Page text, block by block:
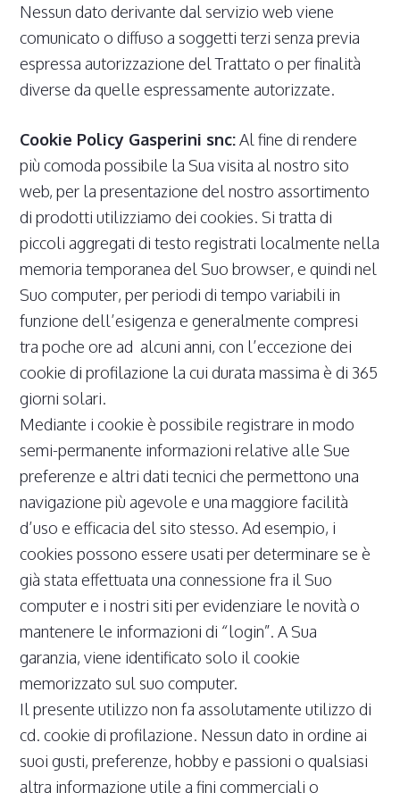
Nessun dato derivante dal servizio web viene
comunicato o diffuso a soggetti terzi senza previa
espressa autorizzazione del Trattato o per finalità
diverse da quelle espressamente autorizzate.
Cookie Policy Gasperini snc:Al fine di rendere
più comoda possibile la Sua visita al nostro sito
web, per la presentazione del nostro assortimento
di prodotti utilizziamo dei cookies. Si tratta di
piccoli aggregati di testo registrati localmente nella
memoria temporanea del Suo browser, e quindi nel
Suo computer, per periodi di tempo variabili in
funzione dell’esigenza e generalmente compresi
tra poche ore ad alcuni anni, con l’eccezione dei
cookie di profilazione la cui durata massima è di 365
giorni solari.
Mediante i cookie è possibile registrare in modo
semi-permanente informazioni relative alle Sue
preferenze e altri dati tecnici che permettono una
navigazione più agevole e una maggiore facilità
d’uso e efficacia del sito stesso. Ad esempio, i
cookies possono essere usati per determinare se è
già stata effettuata una connessione fra il Suo
computer e i nostri siti per evidenziare le novità o
mantenere le informazioni di “login”. A Sua
garanzia, viene identificato solo il cookie
memorizzato sul suo computer.
Il presente utilizzo non fa assolutamente utilizzo di
cd. cookie di profilazione. Nessun dato in ordine ai
suoi gusti, preferenze, hobby e passioni o qualsiasi
altra informazione utile a fini commerciali o